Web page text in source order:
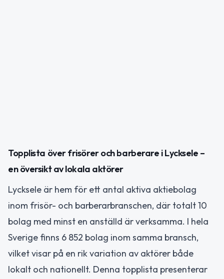
Topplista över frisörer och barberare i Lycksele –
en översikt av lokala aktörer
Lycksele är hem för ett antal aktiva aktiebolag
inom frisör- och barberarbranschen, där totalt 10
bolag med minst en anställd är verksamma. I hela
Sverige finns 6 852 bolag inom samma bransch,
vilket visar på en rik variation av aktörer både
lokalt och nationellt. Denna topplista presenterar